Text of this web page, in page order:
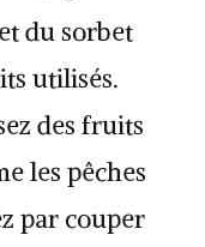
du sorbet
utilisés.
des fruits
les pêches
par couper